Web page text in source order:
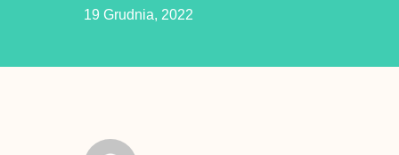
19 Grudnia, 2022